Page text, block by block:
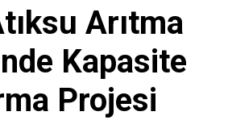
Arıtma
Kapasite
Projesi